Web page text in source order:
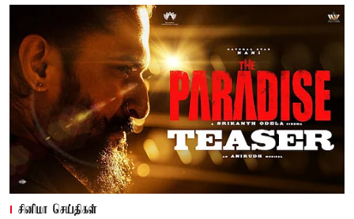
சினிமா செய்திகள்